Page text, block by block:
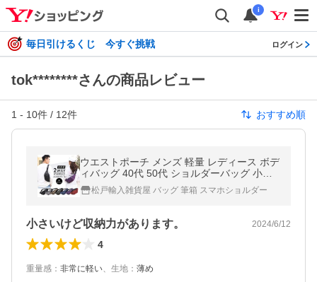
i
毎日引けるくじ 今すぐ挑戦 ログイン
tok********さんの商品レビュー
1 - 10件 / 12件 おすすめ順
ウエストポーチ メンズ 軽量 レディース ボデ
ィバッグ 40代 50代 ショルダーバッグ 小さ
め松戸輸入雑貨屋 バッグ 筆箱 スマホショルダー
小さいけど収納力があります。 2024/6/12
4
重量感 ： 非常に軽い、 生地 ： 薄め